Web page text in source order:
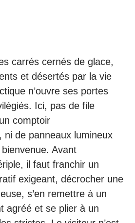
carrés cernés de glace,
et désertés par la vie
n’ouvre ses portes
Ici, pas de file
comptoir
ni de panneaux lumineux
Avant
il faut franchir un
exigeant, décrocher une
s’en remettre à un
agréé et se plier à un